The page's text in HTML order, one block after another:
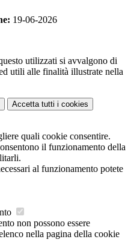
19-06-2026
utilizzati si avvalgono di
utili alle finalità illustrate nella
Accetta tutti i cookies
quali cookie consentire.
il funzionamento della
al funzionamento potete
non possono essere
nella pagina della cookie